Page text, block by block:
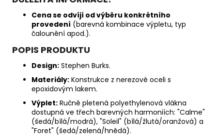
Cena se odvíjí od výběru konkrétního
provedení (barevná kombinace výpletu, typ
čalounění apod.).
POPIS PRODUKTU
Design: Stephen Burks.
Materiály: Konstrukce z nerezové oceli s
epoxidovým lakem.
Výplet: Ručně pletená polyethylenová vlákna
dostupná ve třech barevných harmoniích: "Calme"
(šedá/bílá/modrá), "Soleil" (bílá/žlutá/oranžová) a
"Foret" (šedá/zelená/hnědá).